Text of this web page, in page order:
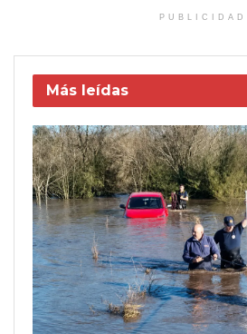
PUBLICIDAD
Más leídas